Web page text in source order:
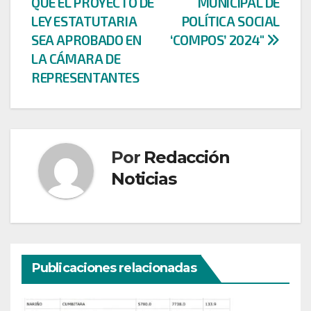
entradas
POLÍTICA SOCIAL
‘COMPOS’ 2024″
LEY ESTATUTARIA
SEA APROBADO EN
LA CÁMARA DE
REPRESENTANTES
Por Redacción
Noticias
Publicaciones relacionadas